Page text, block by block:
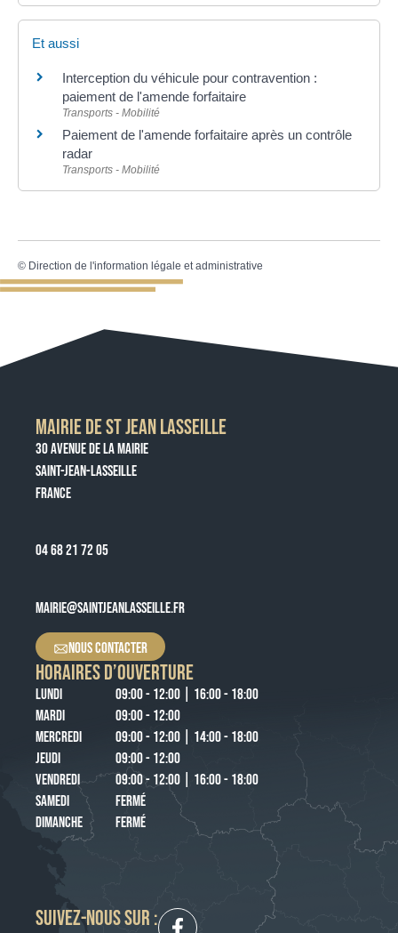
Et aussi
Interception du véhicule pour contravention :
paiement de l'amende forfaitaire
Transports - Mobilité
Paiement de l'amende forfaitaire après un contrôle
radar
Transports - Mobilité
© Direction de l'information légale et administrative
MAIRIE DE ST JEAN LASSEILLE
30 AVENUE DE LA MAIRIE
SAINT-JEAN-LASSEILLE
FRANCE
04 68 21 72 05
MAIRIE@SAINTJEANLASSEILLE.FR
NOUS CONTACTER
HORAIRES D’OUVERTURE
LUNDI
09:00 - 12:00 | 16:00 - 18:00
MARDI
09:00 - 12:00
MERCREDI
09:00 - 12:00 | 14:00 - 18:00
JEUDI
09:00 - 12:00
VENDREDI
09:00 - 12:00 | 16:00 - 18:00
SAMEDI
FERMÉ
DIMANCHE
FERMÉ
SUIVEZ-NOUS SUR :